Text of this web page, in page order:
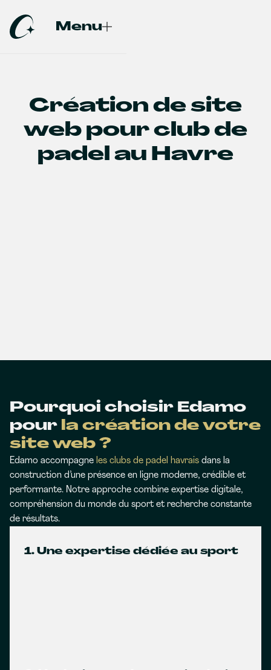
Menu
Création de site
web pour club de
padel au Havre
Pourquoi choisir Edamo
pour la création de votre
site web ?
Edamo accompagne les clubs de padel havrais dans la
construction d’une présence en ligne moderne, crédible et
performante. Notre approche combine expertise digitale,
compréhension du monde du sport et recherche constante
de résultats.
1. Une expertise dédiée au sport